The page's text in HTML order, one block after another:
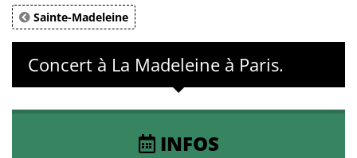
Sainte-Madeleine
Concert à La Madeleine à Paris.
INFOS